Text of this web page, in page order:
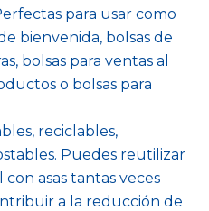
para usar como
bienvenida, bolsas de
bolsas para ventas al
o bolsas para
reciclables,
Puedes reutilizar
asas tantas veces
a la reducción de